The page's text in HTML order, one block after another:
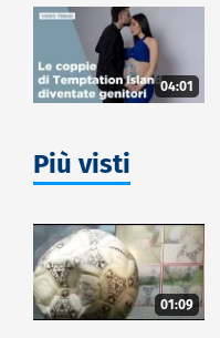
04:01
Più visti
01:09